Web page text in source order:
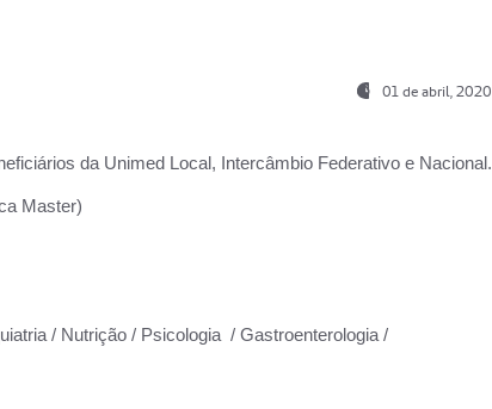
01 de abril, 2020
da Unimed Local, Intercâmbio Federativo e Nacional.
Master)
/ Nutrição / Psicologia / Gastroenterologia /